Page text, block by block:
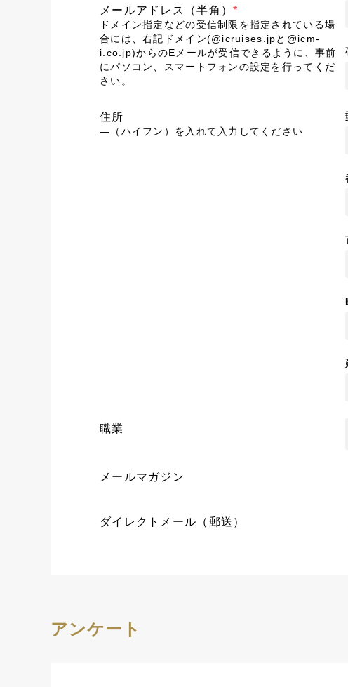
メールアドレス（半角）*
ドメイン指定などの受信制限を指定されている場
合には、右記ドメイン(@icruises.jpと@icm-
i.co.jp)からのEメールが受信できるように、事前
にパソコン、スマートフォンの設定を行ってくだ
さい。
住所
―（ハイフン）を入れて入力してください
職業
メールマガジン
ダイレクトメール（郵送）
アンケート